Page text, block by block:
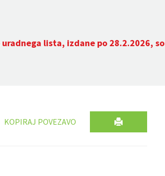
lista, izdane po 28.2.2026, so
KOPIRAJ POVEZAVO